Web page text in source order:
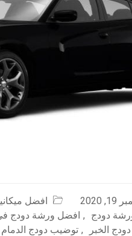
2020 افضل
دودج , افضل ورشة دودج في
الخبر , توضيب دودج الدمام